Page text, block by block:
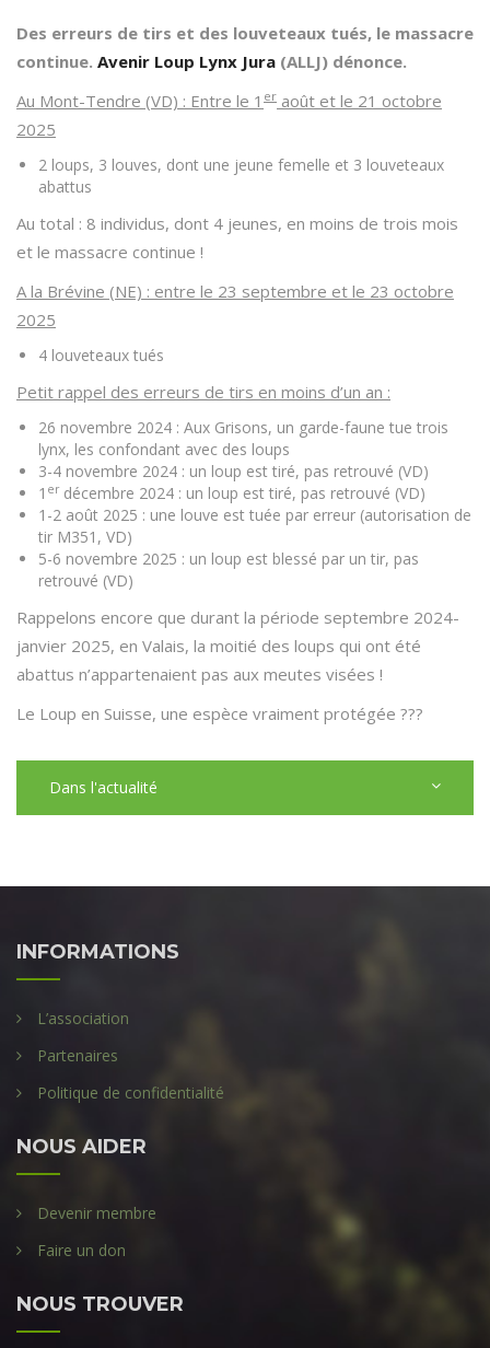
Des erreurs de tirs et des louveteaux tués, le massacre
continue. Avenir Loup Lynx Jura (ALLJ) dénonce.
Au Mont-Tendre (VD) : Entre le 1 er août et le 21 octobre
2025
2 loups, 3 louves, dont une jeune femelle et 3 louveteaux
abattus
Au total : 8 individus, dont 4 jeunes, en moins de trois mois
et le massacre continue !
A la Brévine (NE) : entre le 23 septembre et le 23 octobre
2025
4 louveteaux tués
Petit rappel des erreurs de tirs en moins d’un an :
26 novembre 2024 : Aux Grisons, un garde-faune tue trois
lynx, les confondant avec des loups
3-4 novembre 2024 : un loup est tiré, pas retrouvé (VD)
1 erdécembre 2024 : un loup est tiré, pas retrouvé (VD)
1-2 août 2025 : une louve est tuée par erreur (autorisation de
tir M351, VD)
5-6 novembre 2025 : un loup est blessé par un tir, pas
retrouvé (VD)
Rappelons encore que durant la période septembre 2024-
janvier 2025, en Valais, la moitié des loups qui ont été
abattus n’appartenaient pas aux meutes visées !
Le Loup en Suisse, une espèce vraiment protégée ???
Dans l'actualité
INFORMATIONS
L’association
Partenaires
Politique de confidentialité
NOUS AIDER
Devenir membre
Faire un don
NOUS TROUVER